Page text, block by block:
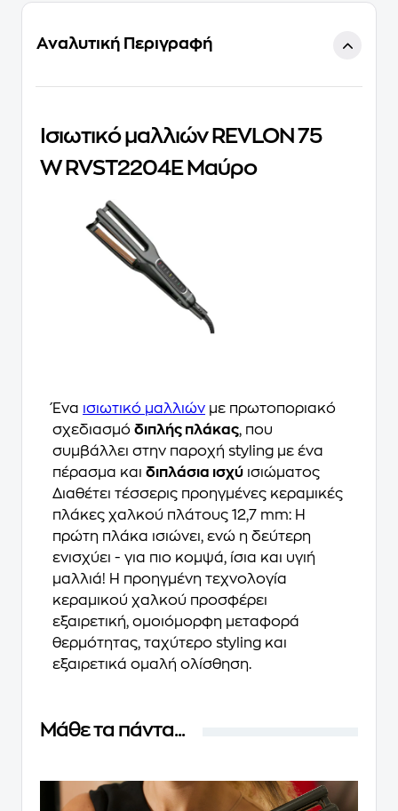
Αναλυτική Περιγραφή
Ισιωτικό μαλλιών REVLON 75
W RVST2204E Μαύρο
Ένα ισιωτικό μαλλιών με πρωτοποριακό
σχεδιασμό διπλής πλάκας, που
συμβάλλει στην παροχή styling με ένα
πέρασμα και διπλάσια ισχύ ισιώματος
Διαθέτει τέσσερις προηγμένες κεραμικές
πλάκες χαλκού πλάτους 12,7 mm: Η
πρώτη πλάκα ισιώνει, ενώ η δεύτερη
ενισχύει - για πιο κομψά, ίσια και υγιή
μαλλιά! Η προηγμένη τεχνολογία
κεραμικού χαλκού προσφέρει
εξαιρετική, ομοιόμορφη μεταφορά
θερμότητας, ταχύτερο styling και
εξαιρετικά ομαλή ολίσθηση.
Μάθε τα πάντα...